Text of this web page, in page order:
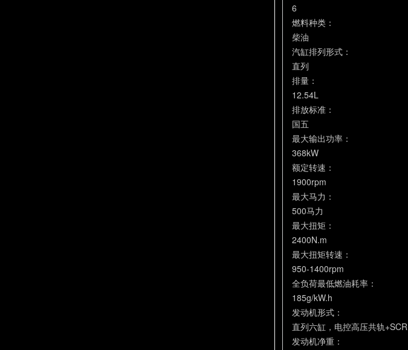
6
燃料种类：
柴油
汽缸排列形式：
直列
排量：
12.54L
排放标准：
国五
最大输出功率：
368kW
额定转速：
1900rpm
最大马力：
500马力
最大扭矩：
2400N.m
最大扭矩转速：
950-1400rpm
全负荷最低燃油耗率：
185g/kW.h
发动机形式：
直列六缸，电控高压共轨+SCR
发动机净重：